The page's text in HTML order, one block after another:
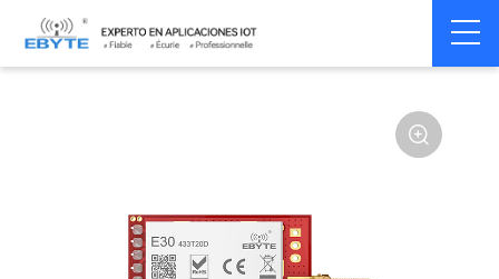
Home > Module > SPI/SOC/UART
